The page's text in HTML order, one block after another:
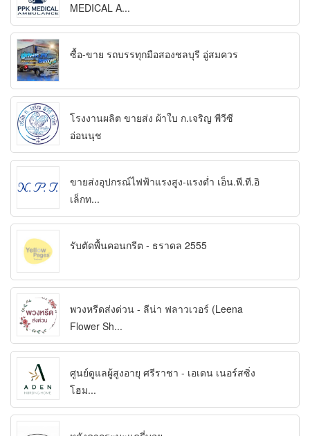
MEDICAL A...
ซื้อ-ขาย รถบรรทุกมือสองชลบุรี อู่สมควร
โรงงานผลิต ขายส่ง ผ้าใบ ก.เจริญ พีวีซี
อ่อนนุช
ขายส่งอุปกรณ์ไฟฟ้าแรงสูง-แรงต่ำ เอ็น.พี.ที.อิ
เล็กท...
รับตัดพื้นคอนกรีต - ธราดล 2555
พวงหรีดส่งด่วน - ​ลีน่า ฟลาวเวอร์ (Leena
Flower Sh...
ศูนย์ดูแลผู้สูงอายุ ศรีราชา - เอเดน เนอร์สซิ่ง
โฮม...